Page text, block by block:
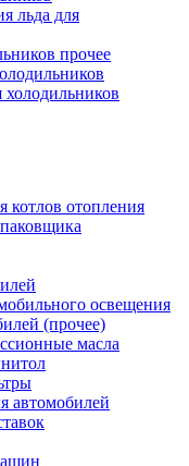
льда для
прочее
котлов отопления
освещения
(прочее)
масла
автомобилей